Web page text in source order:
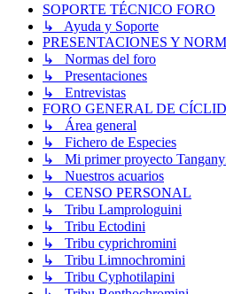
SOPORTE TÉCNICO FORO
↳ Ayuda y Soporte
PRESENTACIONES Y
↳ Normas del foro
↳ Presentaciones
↳ Entrevistas
FORO GENERAL DE
↳ Área general
↳ Fichero de Especies
↳ Mi primer proyecto
↳ Nuestros acuarios
↳ CENSO PERSONAL
↳ Tribu Lamprologuini
↳ Tribu Ectodini
↳ Tribu cyprichromini
↳ Tribu Limnochromini
↳ Tribu Cyphotilapini